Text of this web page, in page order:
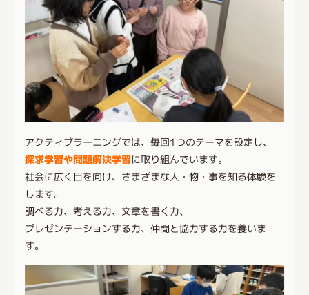
アクティブラーニングでは、毎回1つのテーマを設定し、
探求学習や問題解決学習に取り組んでいます。
社会に広く目を向け、さまざまな人・物・事を知る体験を
します。
調べる力、考える力、文章を書く力、
プレゼンテーションする力、仲間と協力する力を養いま
す。